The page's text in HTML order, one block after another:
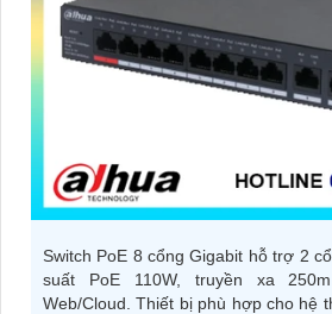
Switch PoE 8 cổng Gigabit hỗ trợ 2
suất PoE 110W, truyền xa
Web/Cloud. Thiết bị phù hợp cho hệ